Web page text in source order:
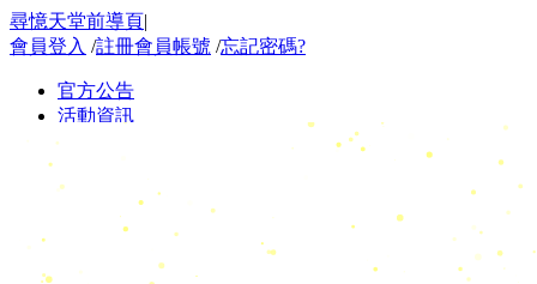
尋憶天堂前導頁|
會員登入 /註冊會員帳號 /忘記密碼?